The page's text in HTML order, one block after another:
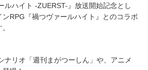
ルハイト -ZUERST-』放送開始記念とし
RPG『禍つヴァールハイト』とのコラボ
ナリオ「週刊まがつーしん」や、アニメ